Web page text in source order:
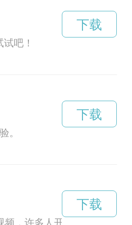
吧！
下载
。
下载
，许多人开始使用加速器
下载